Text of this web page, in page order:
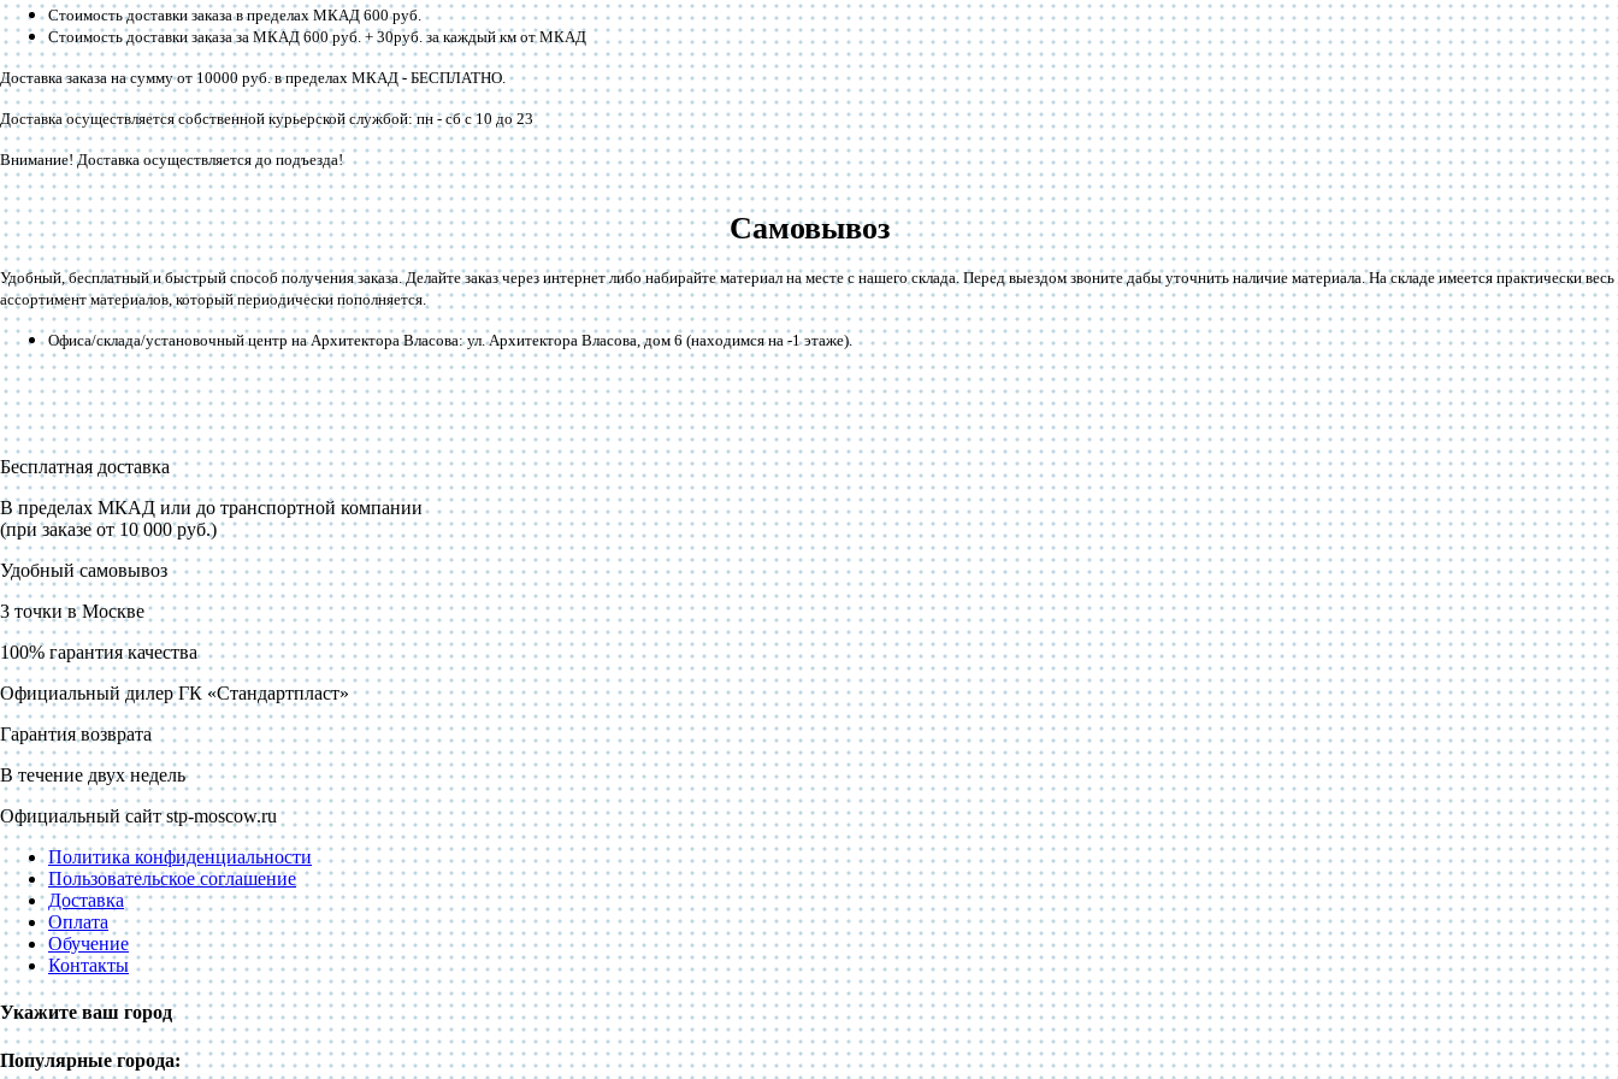
Стоимость доставки заказа в пределах МКАД 600 руб.
Стоимость доставки заказа за МКАД 600 руб. + 30руб. за каждый км от МКАД
Доставка заказа на сумму от 10000 руб. в пределах МКАД - БЕСПЛАТНО.
Доставка осуществляется собственной курьерской службой: пн - сб с 10 до 23
Внимание! Доставка осуществляется до подъезда!
Самовывоз
Удобный, бесплатный и быстрый способ получения заказа. Делайте заказ через интернет либо набирайте материал на месте с нашего склада. Перед выездом звоните дабы уточнить наличие материала. На складе имеется практически весь
ассортимент материалов, который периодически пополняется.
Офиса/склада/установочный центр на Архитектора Власова: ул. Архитектора Власова, дом 6 (находимся на -1 этаже).
Бесплатная доставка
В пределах МКАД или до транспортной компании
(при заказе от 10 000 руб.)
Удобный самовывоз
3 точки в Москве
100% гарантия качества
Официальный дилер ГК «Стандартпласт»
Гарантия возврата
В течение двух недель
Официальный сайт stp-moscow.ru
Политика конфиденциальности
Пользовательское соглашение
Доставка
Оплата
Обучение
Контакты
Укажите ваш город
Популярные города: